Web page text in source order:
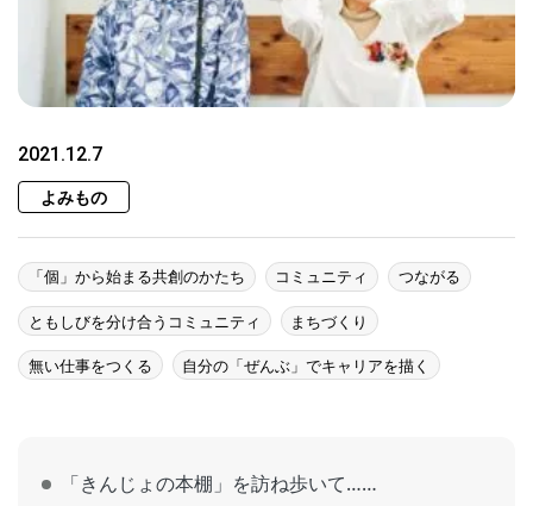
2021.12.7
よみもの
「個」から始まる共創のかたち コミュニティ つながる
ともしびを分け合うコミュニティ まちづくり
無い仕事をつくる 自分の「ぜんぶ」でキャリアを描く
「きんじょの本棚」を訪ね歩いて……